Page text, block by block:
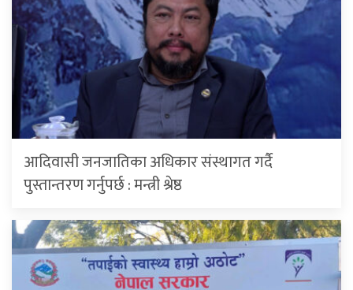
आदिवासी जनजातिका अधिकार संस्थागत गर्दै
पुस्तान्तरण गर्नुपर्छ : मन्त्री श्रेष्ठ